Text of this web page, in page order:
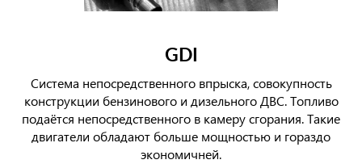
GDI
Система непосредственного впрыска, совокупность
конструкции бензинового и дизельного ДВС. Топливо
подаётся непосредственного в камеру сгорания. Такие
двигатели обладают больше мощностью и гораздо
экономичней.